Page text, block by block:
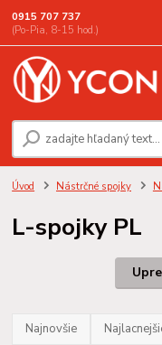
0915 707 737
(Po-Pia, 8-15 hod.)
Úvod Nástrčné spojky
L-spojky PL
Najnovšie